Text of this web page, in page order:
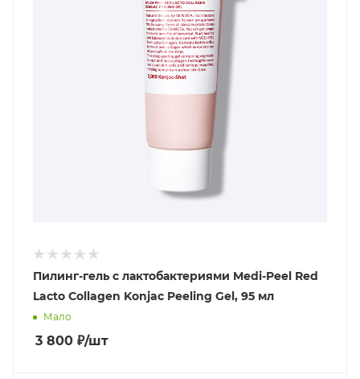
Пилинг-гель с лактобактериями Medi-Peel Red
Lacto Collagen Konjac Peeling Gel, 95 мл
Мало
3 800 ₽/шт